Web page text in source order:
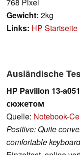
768 Pixel
Gewicht: 2kg
Links: HP Startseite
Ausländische
HP Pavilion 13-
сюжетом
Quelle: Notebook-
Positive: Quite
comfortable